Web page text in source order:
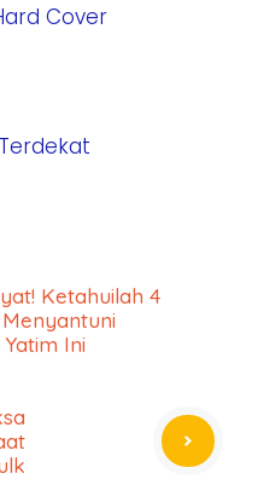
Cover
Ketahuilah 4
Ini